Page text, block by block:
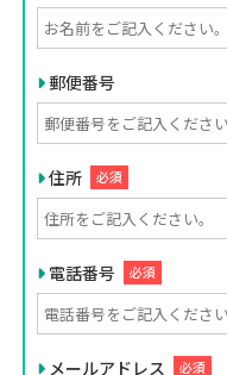
郵便番号
住所 必須
電話番号 必須
メールアドレス 必須